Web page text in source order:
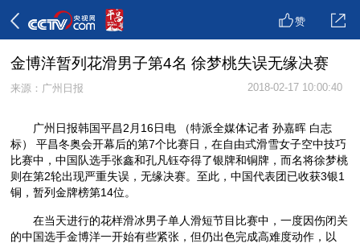
赞
金博洋暂列花滑男子第4名 徐梦桃失误无缘决赛
来源：广州日报 2018-02-17 10:00:40
广州日报韩国平昌2月16日电 （特派全媒体记者 孙嘉晖 白志
标） 平昌冬奥会开幕后的第7个比赛日，在自由式滑雪女子空中技巧
比赛中，中国队选手张鑫和孔凡钰夺得了银牌和铜牌，而名将徐梦桃
则在第2轮出现严重失误，无缘决赛。至此，中国代表团已收获3银1
铜，暂列金牌榜第14位。
在当天进行的花样滑冰男子单人滑短节目比赛中，一度因伤闭关
的中国选手金博洋一开始有些紧张，但仍出色完成高难度动作，以